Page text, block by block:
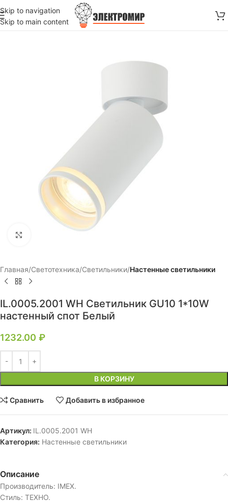
Skip to navigation
Skip to main content
Главная Светотехника Светильники Настенные светильники
IL.0005.2001 WH Светильник GU10 1*10W
настенный спот Белый
1232.00 ₽
В КОРЗИНУ
Сравнить Добавить в избранное
Артикул: IL.0005.2001 WH
Категория: Настенные светильники
Описание
Производитель: IMEX.
Стиль: ТЕХНО.